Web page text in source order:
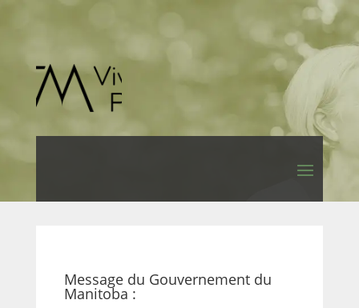
Message du Gouvernement du
Manitoba :